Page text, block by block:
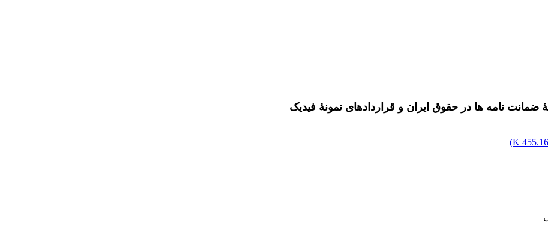
نامه ها در حقوق ایران و قراردادهای نمونۀ فیدیک
455.16 K
)